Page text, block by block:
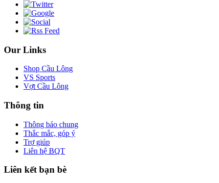
Our Links
Shop Cầu Lông
VS Sports
Vợt Cầu Lông
Thông tin
Thông báo chung
Thắc mắc, góp ý
Trợ giúp
Liên hệ BQT
Liên kết bạn bè